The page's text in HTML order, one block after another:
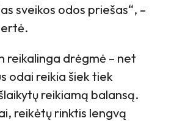
sveikos odos priešas“, –
reikalinga drėgmė – net
odai reikia šiek tiek
reikiamą balansą.
reikėtų rinktis lengvą